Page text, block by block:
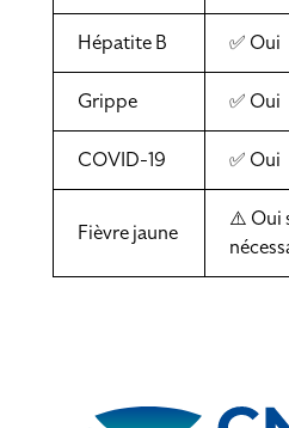
Hépatite B ✅ Oui
Grippe ✅ Oui
COVID-19 ✅ Oui
Fièvre jaune
⚠️ Oui